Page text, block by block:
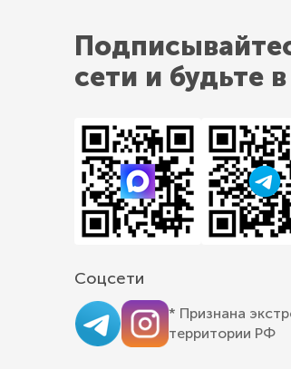
сети и будьте
Соцсети
* Признана
территории РФ